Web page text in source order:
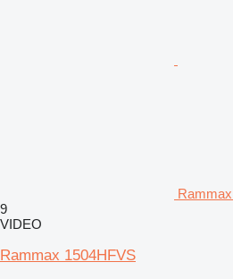
9
VIDEO
Rammax 1504HFVS